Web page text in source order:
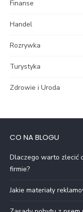
Finanse
Handel
Rozrywka
Turystyka
Zdrowie i Uroda
CO NA BLOGU
Dlaczego warto zlecić
firmie?
Jakie materiały